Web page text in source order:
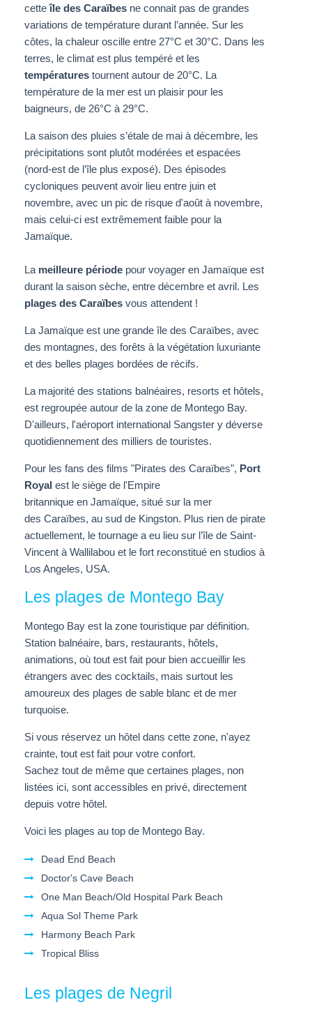
cetteîle des Caraïbes ne connait pas de grandes
variations de température durant l’année. Sur les
côtes, la chaleur oscille entre 27°C et 30°C. Dans les
terres, le climat est plus tempéré et les
températures tournent autour de 20°C. La
température de la mer est un plaisir pour les
baigneurs, de 26°C à 29°C.
La saison des pluies s’étale de mai à décembre, les
précipitations sont plutôt modérées et espacées
(nord-est de l’île plus exposé). Des épisodes
cycloniques peuvent avoir lieu entre juin et
novembre, avec un pic de risque d'août à novembre,
mais celui-ci est extrêmement faible pour la
Jamaïque.
La meilleure période pour voyager en Jamaïque est
durant la saison sèche, entre décembre et avril. Les
plages des Caraïbes vous attendent !
La Jamaïque est une grande île des Caraïbes, avec
des montagnes, des forêts à la végétation luxuriante
et des belles plages bordées de récifs.
La majorité des stations balnéaires, resorts et hôtels,
est regroupée autour de la zone de Montego Bay.
D'ailleurs, l'aéroport international Sangster y déverse
quotidiennement des milliers de touristes.
Pour les fans des films "Pirates des Caraïbes", Port
Royal est le siège de l'Empire
britannique en Jamaïque, situé sur la mer
des Caraïbes, au sud de Kingston. Plus rien de pirate
actuellement, le tournage a eu lieu sur l ’île de Saint-
Vincent à Wallilabou et le fort reconstitué en studios à
Los Angeles, USA.
Les plages de Montego Bay
Montego Bay est la zone touristique par définition.
Station balnéaire, bars, restaurants, hôtels,
animations, où tout est fait pour bien accueillir les
étrangers avec des cocktails, mais surtout les
amoureux des plages de sable blanc et de mer
turquoise.
Si vous réservez un hôtel dans cette zone, n'ayez
crainte, tout est fait pour votre confort.
Sachez tout de même que certaines plages, non
listées ici, sont accessibles en privé, directement
depuis votre hôtel.
Voici les plages au top de Montego Bay.
Dead End Beach
Doctor's Cave Beach
One Man Beach/Old Hospital Park Beach
Aqua Sol Theme Park
Harmony Beach Park
Tropical Bliss
Les plages de Negril